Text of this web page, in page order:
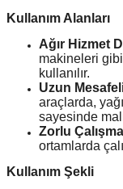
Kullanım Alanları
Ağır Hizmet
makineleri gibi
kullanılır.
Uzun Mesafeli
araçlarda,
sayesinde
Zorlu
ortamlarda
Kullanım Şekli